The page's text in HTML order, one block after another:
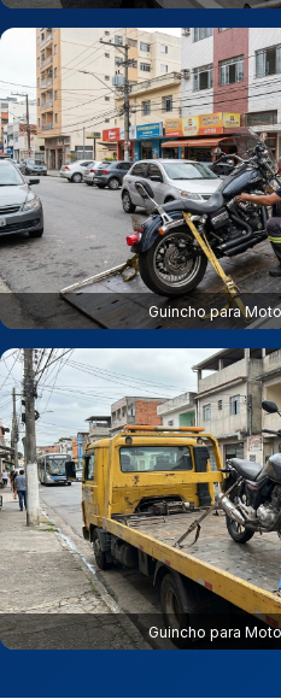
Guincho para
Guincho para